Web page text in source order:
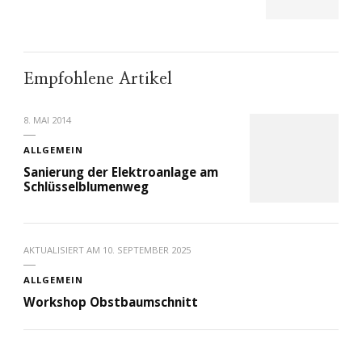
Empfohlene Artikel
8. MAI 2014
ALLGEMEIN
Sanierung der Elektroanlage am
Schlüsselblumenweg
AKTUALISIERT AM 10. SEPTEMBER 2025
ALLGEMEIN
Workshop Obstbaumschnitt